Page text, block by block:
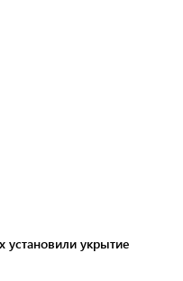
укрытие